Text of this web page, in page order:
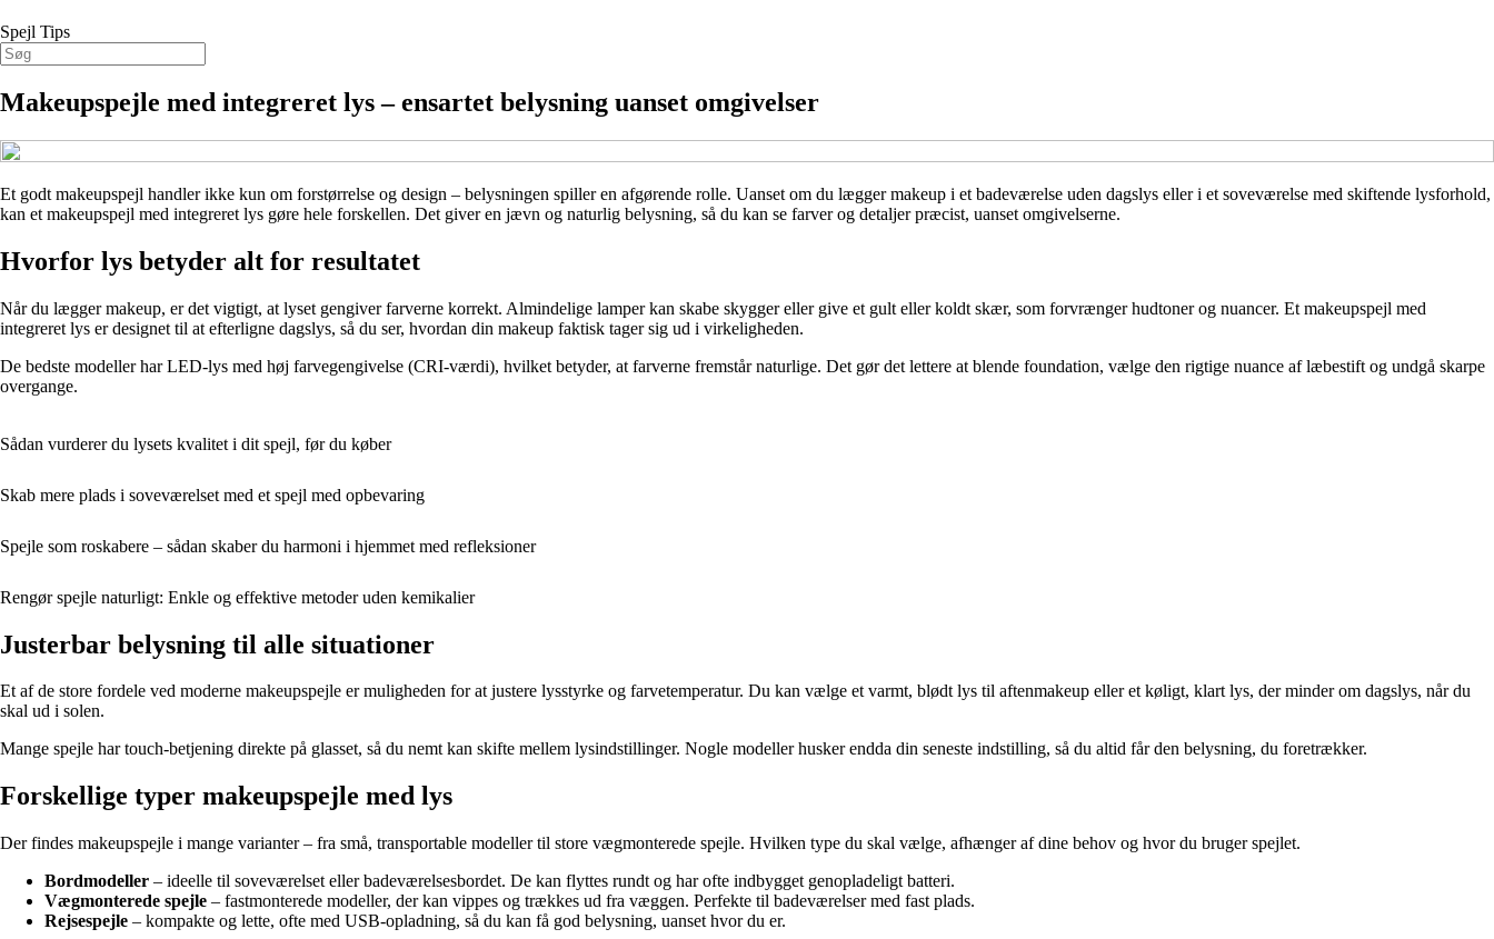
Spejl Tips
Makeupspejle med integreret lys – ensartet belysning uanset omgivelser
Et godt makeupspejl handler ikke kun om forstørrelse og design – belysningen spiller en afgørende rolle. Uanset om du lægger makeup i et badeværelse uden dagslys eller i et soveværelse med skiftende lysforhold,
kan et makeupspejl med integreret lys gøre hele forskellen. Det giver en jævn og naturlig belysning, så du kan se farver og detaljer præcist, uanset omgivelserne.
Hvorfor lys betyder alt for resultatet
Når du lægger makeup, er det vigtigt, at lyset gengiver farverne korrekt. Almindelige lamper kan skabe skygger eller give et gult eller koldt skær, som forvrænger hudtoner og nuancer. Et makeupspejl med
integreret lys er designet til at efterligne dagslys, så du ser, hvordan din makeup faktisk tager sig ud i virkeligheden.
De bedste modeller har LED-lys med høj farvegengivelse (CRI-værdi), hvilket betyder, at farverne fremstår naturlige. Det gør det lettere at blende foundation, vælge den rigtige nuance af læbestift og undgå skarpe
overgange.
Sådan vurderer du lysets kvalitet i dit spejl, før du køber
Skab mere plads i soveværelset med et spejl med opbevaring
Spejle som roskabere – sådan skaber du harmoni i hjemmet med refleksioner
Rengør spejle naturligt: Enkle og effektive metoder uden kemikalier
Justerbar belysning til alle situationer
Et af de store fordele ved moderne makeupspejle er muligheden for at justere lysstyrke og farvetemperatur. Du kan vælge et varmt, blødt lys til aftenmakeup eller et køligt, klart lys, der minder om dagslys, når du
skal ud i solen.
Mange spejle har touch-betjening direkte på glasset, så du nemt kan skifte mellem lysindstillinger. Nogle modeller husker endda din seneste indstilling, så du altid får den belysning, du foretrækker.
Forskellige typer makeupspejle med lys
Der findes makeupspejle i mange varianter – fra små, transportable modeller til store vægmonterede spejle. Hvilken type du skal vælge, afhænger af dine behov og hvor du bruger spejlet.
Bordmodeller – ideelle til soveværelset eller badeværelsesbordet. De kan flyttes rundt og har ofte indbygget genopladeligt batteri.
Vægmonterede spejle – fastmonterede modeller, der kan vippes og trækkes ud fra væggen. Perfekte til badeværelser med fast plads.
Rejsespejle – kompakte og lette, ofte med USB-opladning, så du kan få god belysning, uanset hvor du er.